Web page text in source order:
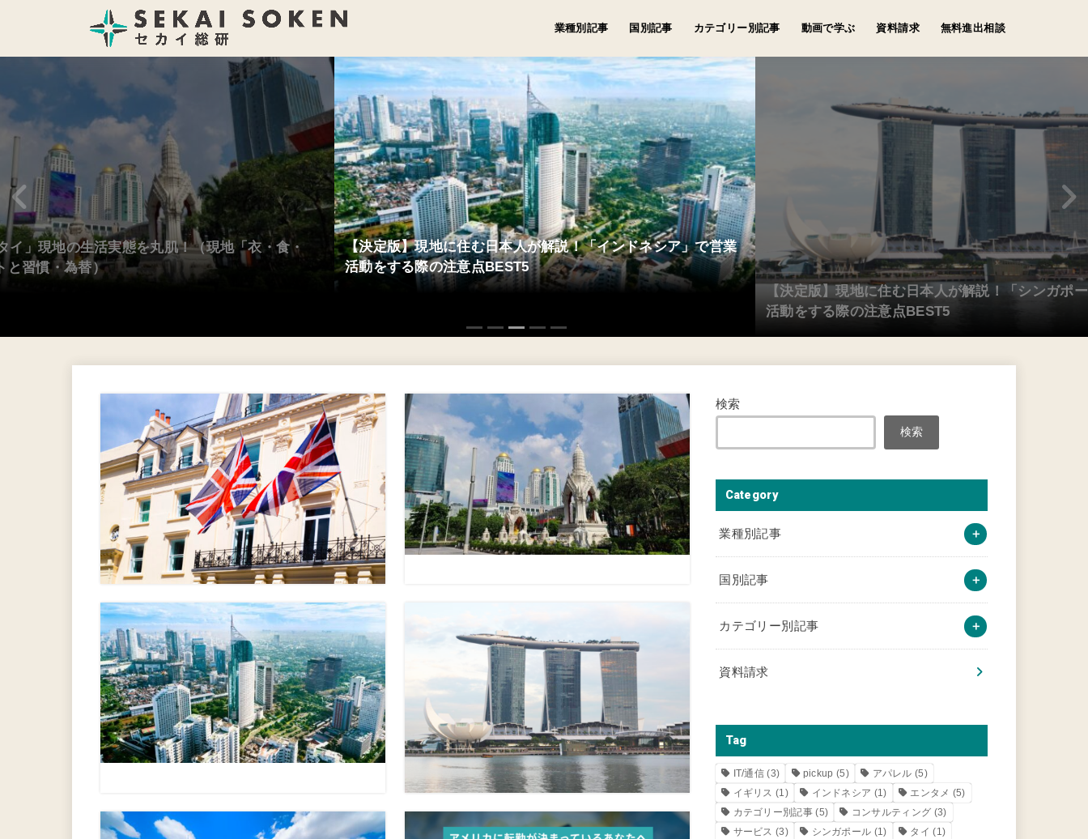
業種別記事
卸売/小売
メーカー/製造
食品メーカー
健康食品
美容関連
アパレル
飲食
エンタメ
農林水産
建設
運輸/交通/物流/倉庫
不動産
コンサルティング
生活関連サービス
教育・学習支援
医療・福祉
サービス
IT/通信
国別記事
アメリカ
イギリス
フランス
タイ
シンガポール
インドネシア
ベトナム
マレーシア
フィリピン
カンボジア
ミャンマー
モンゴル
中国
台湾
韓国
インド
バングラデシュ
スリランカ
オーストラリア
ドバイ
EU
カテゴリー別記事
ビジネス文化
衣食住
トレンド
実務
対日印象
業界特化
動画で学ぶ 資料請求 無料進出相談
イ」現地の生活実態を丸肌！（現地「衣・食・
と習慣・為替）
【決定版】現地に住む日本人が解説！「インドネシア」で営業
活動をする際の注意点BEST5
【決定版】現地に住む日本人が解説！「シンガポ
活動をする際の注意点BEST5
検索
検索
Category
業種別記事
国別記事
カテゴリー別記事
資料請求
Tag
IT/通信 (3) pickup (5) アパレル (5)
イギリス (1) インドネシア (1) エンタメ (5)
カテゴリー別記事(5) コンサルティング (3)
サービス (3) シンガポール (1) タイ (1)